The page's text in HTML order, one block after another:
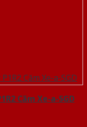
Căm Xe-a-SGD